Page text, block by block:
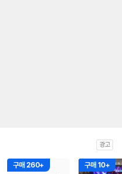
광고
구매 260+ 구매 10+